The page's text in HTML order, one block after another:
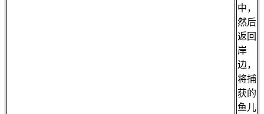
中，
然后
返回
岸
边，
将捕
获的
鱼儿